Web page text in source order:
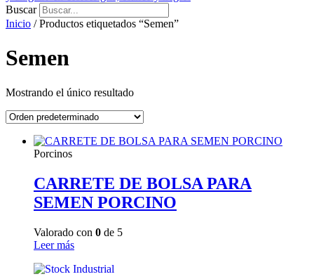
Buscar
Inicio / Productos etiquetados “Semen”
Semen
Mostrando el único resultado
Porcinos
CARRETE DE BOLSA PARA
SEMEN PORCINO
Valorado con 0 de 5
Leer más